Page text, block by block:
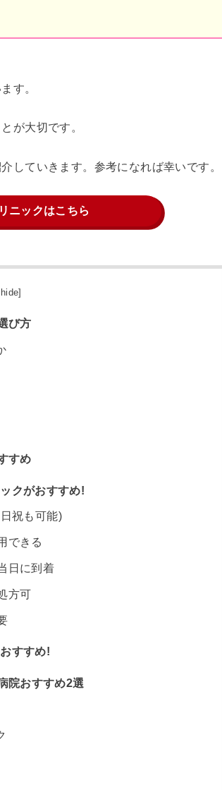
す。
が大切です。
していきます。参考になれば幸いです。
ニックはこちら
hide
び方
すめ
クがおすすめ!
祝も可能)
できる
日に到着
方可
すすめ!
院おすすめ2選